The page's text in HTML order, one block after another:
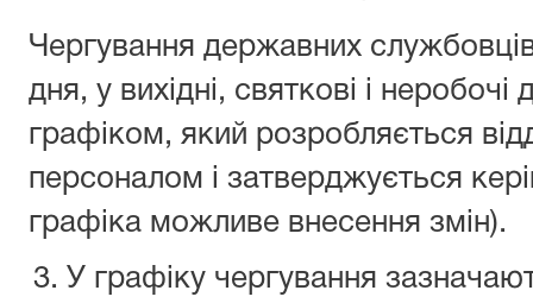
Чергування державних
дня, у вихідні, святкові і неробочі
графіком, який розробляється
персоналом і затверджується
графіка можливе внесення змін).
У графіку чергування